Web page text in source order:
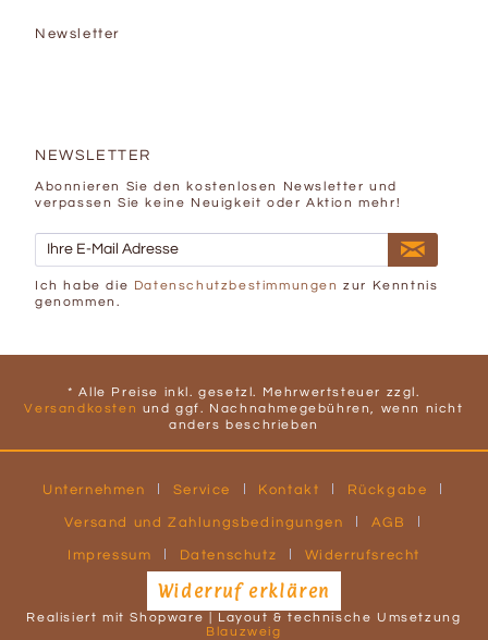
Newsletter
NEWSLETTER
Abonnieren Sie den kostenlosen Newsletter und
verpassen Sie keine Neuigkeit oder Aktion mehr!
Ich habe die Datenschutzbestimmungen zur Kenntnis
genommen.
* Alle Preise inkl. gesetzl. Mehrwertsteuer zzgl.
Versandkosten und ggf. Nachnahmegebühren, wenn nicht
anders beschrieben
Unternehmen Service Kontakt Rückgabe
Versand und Zahlungsbedingungen AGB
Impressum Datenschutz Widerrufsrecht
Widerruf erklären
Realisiert mit Shopware | Layout & technische Umsetzung
Blauzweig